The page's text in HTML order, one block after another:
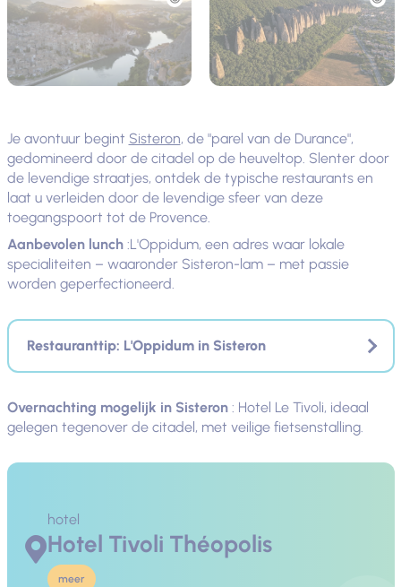
Je avontuur begint Sisteron, de "parel van de Durance",
gedomineerd door de citadel op de heuveltop. Slenter door
de levendige straatjes, ontdek de typische restaurants en
laat u verleiden door de levendige sfeer van deze
toegangspoort tot de Provence.
Aanbevolen lunch:L'Oppidum, een adres waar lokale
specialiteiten – waaronder Sisteron-lam – met passie
worden geperfectioneerd.
Restauranttip: L'Oppidum in Sisteron
Overnachting mogelijk in Sisteron: Hotel Le Tivoli, ideaal
gelegen tegenover de citadel, met veilige fietsenstalling.
Hotel Tivoli Théopolis
hotel
meer